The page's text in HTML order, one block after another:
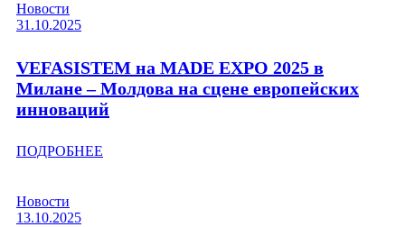
Новости
31.10.2025
VEFASISTEM на MADE EXPO 2025 в
Милане – Молдова на сцене европейских
инноваций
ПОДРОБНЕЕ
Новости
13.10.2025